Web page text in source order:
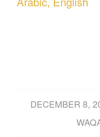
DECEMBER 8,
/